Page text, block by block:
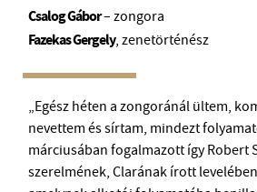
Csalog Gábor– zongora
Fazekas Gergely, zenetörténész
„Egész héten a zongoránál ültem,
nevettem és sírtam, mindezt
márciusában fogalmazott így Robert
szerelmének, Clarának írott